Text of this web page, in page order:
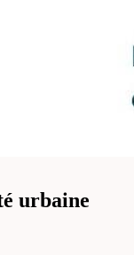
urbaine